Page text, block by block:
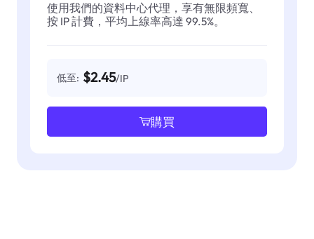
使用我們的資料中心代理，享有無限頻寬、
按 IP 計費，平均上線率高達 99.5%。
低至: $2.45/IP
購買